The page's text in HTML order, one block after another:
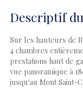
Descriptif
Sur les hauteurs de
4 chambres
prestations haut de
vue panoramique à
jusqu'au Mont Saint-